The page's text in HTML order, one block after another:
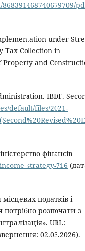
under
Tax Collection in
Property and
IBDF.
default/files/2021-
фінансів
716
податків і
потрібно розпочати з
URL:
02.03.2026).